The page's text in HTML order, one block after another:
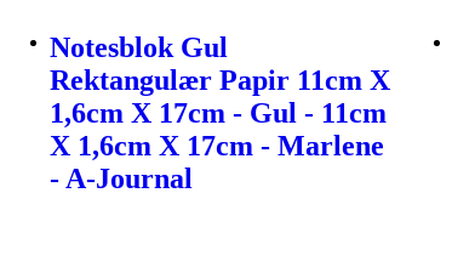
Notesblok Gul
Rektangulær Papir 11cm X
1,6cm X 17cm - Gul - 11cm
X 1,6cm X 17cm - Marlene
- A-Journal